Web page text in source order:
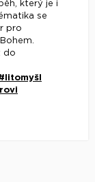
který je i
se
pro
do